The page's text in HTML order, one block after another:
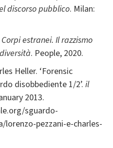
discorso pubblico. Milan:
Corpi estranei. Il razzismo
. People, 2020.
Heller. ‘Forensic
disobbediente 1/2’.il
2013.
sguardo-
pezzani-e-charles-